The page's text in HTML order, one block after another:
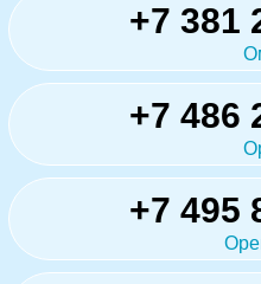
+7 381
+7 486
+7 495